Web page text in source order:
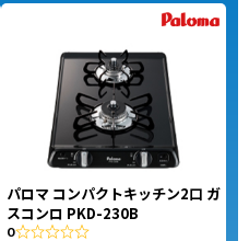
パロマ コンパクトキッチン2口 ガ
スコンロ PKD-230B
0